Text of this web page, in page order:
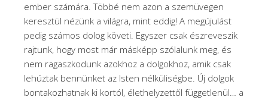
ember számára. Többé nem azon a szemüvegen
keresztül nézünk a világra, mint eddig! A megújulást
pedig számos dolog követi. Egyszer csak észreveszik
rajtunk, hogy most már másképp szólalunk meg, és
nem ragaszkodunk azokhoz a dolgokhoz, amik csak
lehúztak bennünket az Isten nélküliségbe. Új dolgok
bontakozhatnak ki kortól, élethelyzettől függetlenül… a